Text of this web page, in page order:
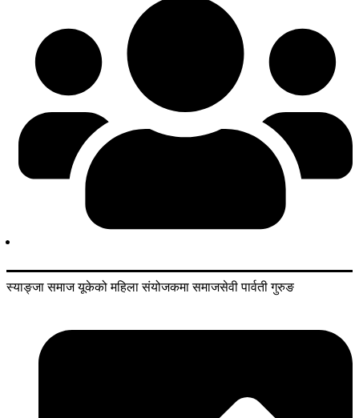
स्याङ्जा समाज यूकेको महिला संयोजकमा समाजसेवी पार्वती गुरुङ